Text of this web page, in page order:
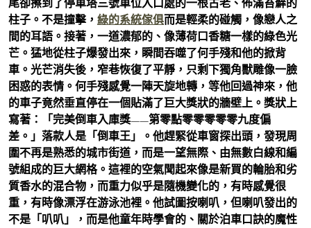
尾卻擦到了停車塔三號車位入口處的一根古老、佈滿苔蘚的
柱子。不是撞擊， 綠的系統傢俱而是輕柔的碰觸，像戀人之
間的耳語。接著，一道濃郁的、像薄荷口香糖一樣的綠色光
芒。猛地從柱子爆發出來，瞬間吞噬了何手殘和他的掀背
車。光芒消失後，窄巷恢復了平靜，只剩下獨角獸雕像一臉
困惑的表情。何手殘感覺一陣天旋地轉，等他回過神來，他
的車子竟然垂直停在一個貼滿了巨大獎狀的牆壁上。獎狀上
寫著：「完美倒車入庫獎——第零點零零零零零九度偏
差。」落款人是「倒車王」。他趕緊從車窗探出頭，發現周
圍不再是熟悉的城市街道，而是一望無際、由無數白線和編
號組成的巨大網格。這裡的空氣聞起來像是新買的輪胎和劣
質香水的混合物，而重力似乎是隨機變化的，有時感覺很
重，有時像漂浮在游泳池裡。他試圖按喇叭，但喇叭發出的
不是「叭叭」，而是他童年時學會的、關於泊車口訣的魔性